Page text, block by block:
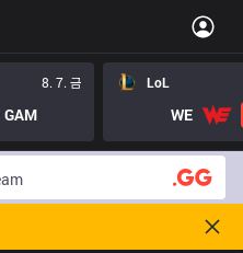
8. 7. 금
GAM
LoL
WE